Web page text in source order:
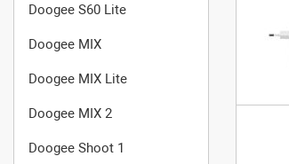
Doogee S60 Lite
Doogee MIX
Doogee MIX Lite
Doogee MIX 2
Doogee Shoot 1